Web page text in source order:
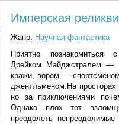
Имперская
Жанр: Научная фантастика
Приятно познакомиться
Дрейком Майджстралем —
кражи, вором —
джентльменом.На
но за приключениями
Однако плох тот
преодолеть